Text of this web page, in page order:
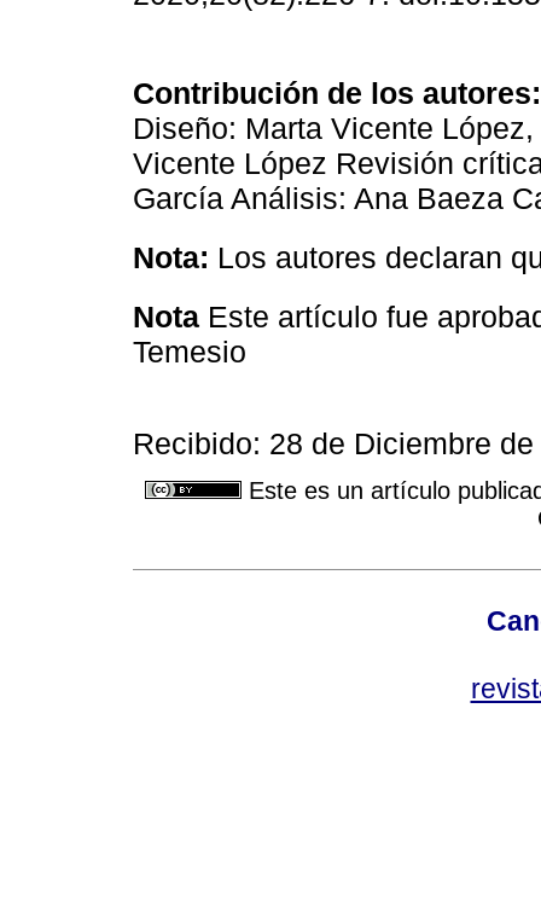
Contribución de los autores:
Diseño: Marta Vicente
Vicente López Revisión
García Análisis: Ana Baeza
Nota: Los autores declaran
Nota Este artículo fue
Temesio
Recibido: 28 de Diciembre
Este es un artículo